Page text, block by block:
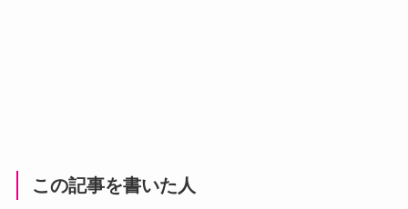
この記事を書いた人